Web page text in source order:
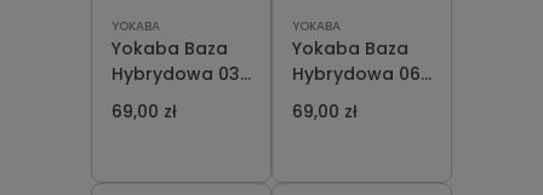
YOKABA
Yokaba Baza
Hybrydowa 03
Shadow Stone
12 ml
69,00 zł
YOKABA
Yokaba Baza
Hybrydowa 06
Bubble Pink 12
ml
69,00 zł